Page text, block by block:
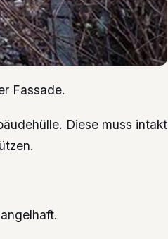
Fassade.
Diese muss intakt